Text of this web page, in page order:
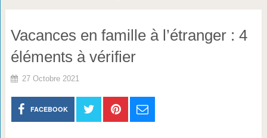
Vacances en famille à l’étranger : 4
éléments à vérifier
27 Octobre 2021
FACEBOOK